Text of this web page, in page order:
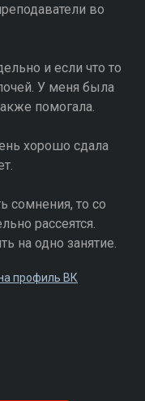
во
и если что то
У меня была
помогала.
хорошо сдала
сомнения, то со
рассеятся.
на одно занятие.
профиль ВК